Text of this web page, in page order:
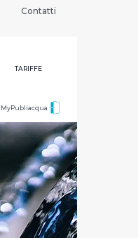
Contatti
TARIFFE
MyPubliacqua